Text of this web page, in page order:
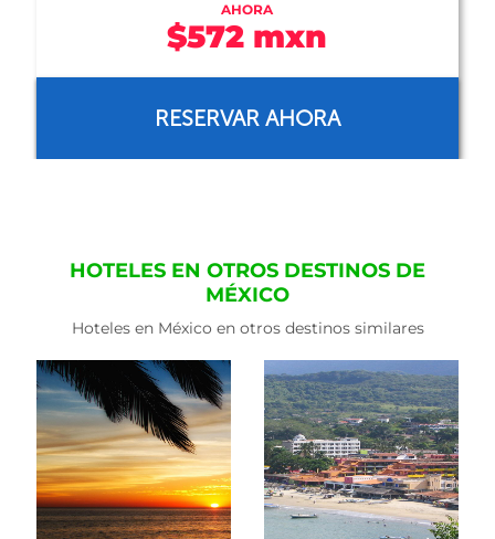
AHORA
$793 mxn
RESERVAR AHORA
HOTELES EN OTROS DESTINOS DE
MÉXICO
Hoteles en México en otros destinos similares